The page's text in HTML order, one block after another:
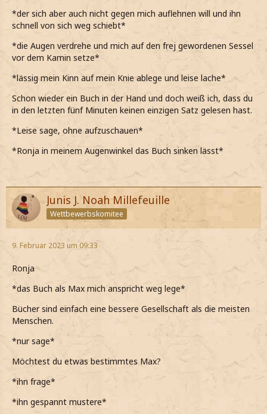
*der sich aber auch nicht gegen mich auflehnen will und ihn
schnell von sich weg schiebt*
*die Augen verdrehe und mich auf den frej gewordenen Sessel
vor dem Kamin setze*
*lässig mein Kinn auf mein Knie ablege und leise lache*
Schon wieder ein Buch in der Hand und doch weiß ich, dass du
in den letzten fünf Minuten keinen einzigen Satz gelesen hast.
*Leise sage, ohne aufzuschauen*
*Ronja in meinem Augenwinkel das Buch sinken lässt*
Junis J. Noah Millefeuille
Wettbewerbskomitee
9. Februar 2023 um 09:33
Ronja
*das Buch als Max mich anspricht weg lege*
Bücher sind einfach eine bessere Gesellschaft als die meisten
Menschen.
*nur sage*
Möchtest du etwas bestimmtes Max?
*ihn frage*
*ihn gespannt mustere*